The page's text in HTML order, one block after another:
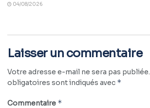
04/08/2026
Laisser un commentaire
Votre adresse e-mail ne sera pas publiée.
obligatoires sont indiqués avec *
Commentaire *